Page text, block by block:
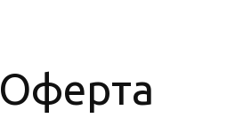
Оферта